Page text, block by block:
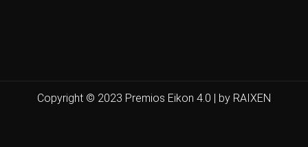
Copyright © 2023 Premios Eikon 4.0 | by RAIXEN